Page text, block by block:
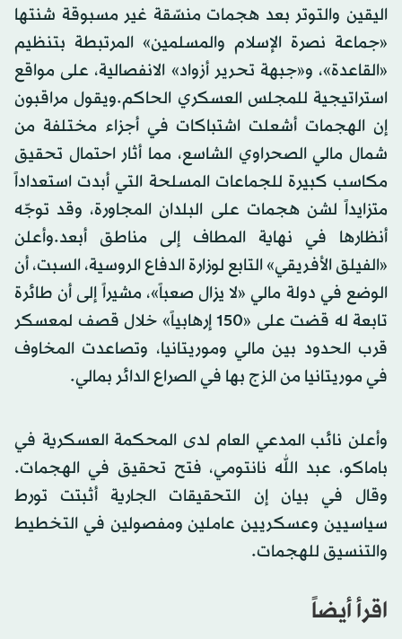
اليقين والتوتر بعد هجمات منسّقة غير مسبوقة شنتها
«جماعة نصرة الإسلام والمسلمين» المرتبطة بتنظيم
«القاعدة»، و«جبهة تحرير أزواد» الانفصالية، على مواقع
استراتيجية للمجلس العسكري الحاكم.ويقول مراقبون
إن الهجمات أشعلت اشتباكات في أجزاء مختلفة من
شمال مالي الصحراوي الشاسع، مما أثار احتمال تحقيق
مكاسب كبيرة للجماعات المسلحة التي أبدت استعداداً
متزايداً لشن هجمات على البلدان المجاورة، وقد توجّه
أنظارها في نهاية المطاف إلى مناطق أبعد.وأعلن
«الفيلق الأفريقي» التابع لوزارة الدفاع الروسية، السبت، أن
الوضع في دولة مالي «لا يزال صعباً»، مشيراً إلى أن طائرة
تابعة له قضت على «150 إرهابياً» خلال قصف لمعسكر
قرب الحدود بين مالي وموريتانيا، وتصاعدت المخاوف
في موريتانيا من الزج بها في الصراع الدائر بمالي.
وأعلن نائب المدعي العام لدى المحكمة العسكرية في
باماكو، عبد الله نانتومي، فتح تحقيق في الهجمات.
وقال في بيان إن التحقيقات الجارية أثبتت تورط
سياسيين وعسكريين عاملين ومفصولين في التخطيط
والتنسيق للهجمات.
اقرأ أيضاً